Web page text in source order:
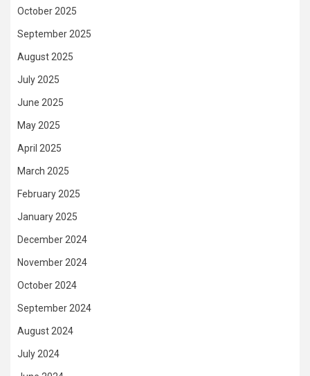
October 2025
September 2025
August 2025
July 2025
June 2025
May 2025
April 2025
March 2025
February 2025
January 2025
December 2024
November 2024
October 2024
September 2024
August 2024
July 2024